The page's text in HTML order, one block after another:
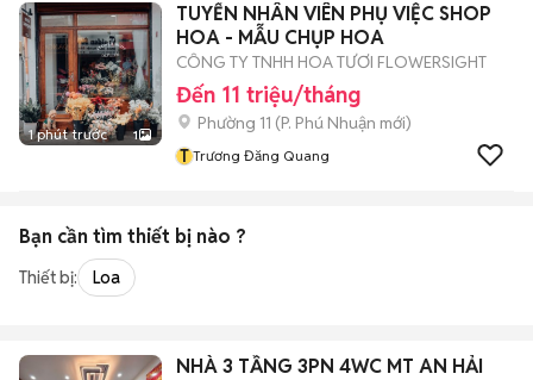
1 phút trước 1
TUYỂN NHÂN VIÊN PHỤ VIỆC SHOP
HOA - MẪU CHỤP HOA
CÔNG TY TNHH HOA TƯƠI FLOWERSIGHT
Đến 11 triệu/tháng
Phường 11 (P. Phú Nhuận mới)
T Trương Đăng Quang
Bạn cần tìm thiết bị nào ?
Thiết bị: Loa
NHÀ 3 TẦNG 3PN 4WC MT AN HẢI